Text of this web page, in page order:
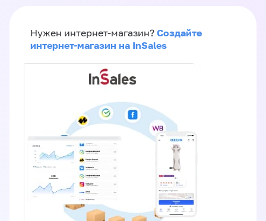
Нужен интернет-магазин? Создайте
интернет-магазин на InSales